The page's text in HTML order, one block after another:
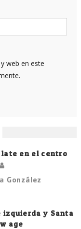
web en este
late en el centro
González
izquierda y Santa
age